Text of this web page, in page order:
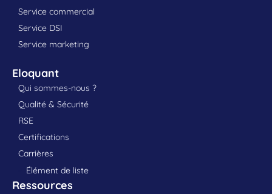
Service commercial
Service DSI
Service marketing
Eloquant
Qui sommes-nous ?
Qualité & Sécurité
RSE
Certifications
Carrières
Élément de liste
Ressources